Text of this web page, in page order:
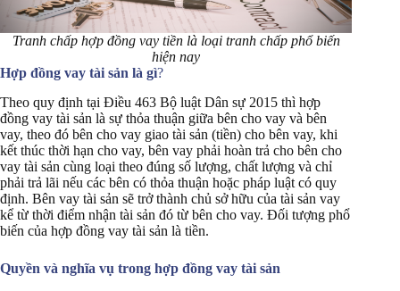
Tranh chấp hợp đồng vay tiền là loại tranh chấp phổ biến
hiện nay
Hợp đồng vay tài sản là gì?
Theo quy định tại Điều 463 Bộ luật Dân sự 2015 thì hợp
đồng vay tài sản là sự thỏa thuận giữa bên cho vay và bên
vay, theo đó bên cho vay giao tài sản (tiền) cho bên vay, khi
kết thúc thời hạn cho vay, bên vay phải hoàn trả cho bên cho
vay tài sản cùng loại theo đúng số lượng, chất lượng và chỉ
phải trả lãi nếu các bên có thỏa thuận hoặc pháp luật có quy
định. Bên vay tài sản sẽ trở thành chủ sở hữu của tài sản vay
kể từ thời điểm nhận tài sản đó từ bên cho vay. Đối tượng phổ
biến của hợp đồng vay tài sản là tiền.
Quyền và nghĩa vụ trong hợp đồng vay tài sản